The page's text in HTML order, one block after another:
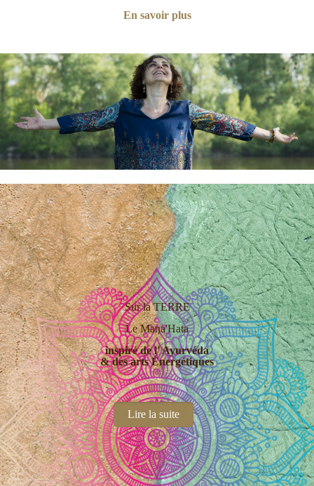
En savoir plus
Sur la TERRE
Le Mana'Hata
inspiré de l' Ayurvéda
& des arts Énergétiques
Lire la suite